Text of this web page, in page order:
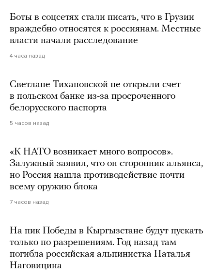
Боты в соцсетях стали писать, что в Грузии
враждебно относятся к россиянам. Местные
власти начали расследование
4 часа назад
Светлане Тихановской не открыли счет
в польском банке из-за просроченного
белорусского паспорта
5 часов назад
«К НАТО возникает много вопросов».
Залужный заявил, что он сторонник альянса,
но Россия нашла противодействие почти
всему оружию блока
7 часов назад
На пик Победы в Кыргызстане будут пускать
только по разрешениям. Год назад там
погибла российская альпинистка Наталья
Наговицина